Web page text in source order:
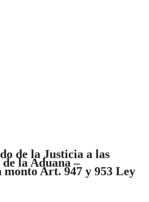
de la Justicia a las
la Aduana –
Art. 947 y 953 Ley